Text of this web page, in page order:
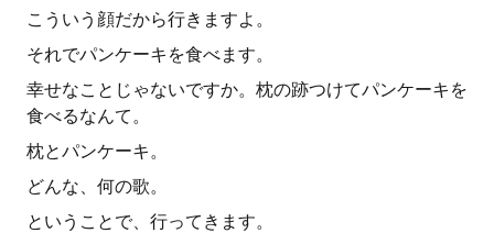
こういう顔だから行きますよ。
それでパンケーキを食べます。
幸せなことじゃないですか。枕の跡つけてパンケーキを
食べるなんて。
枕とパンケーキ。
どんな、何の歌。
ということで、行ってきます。